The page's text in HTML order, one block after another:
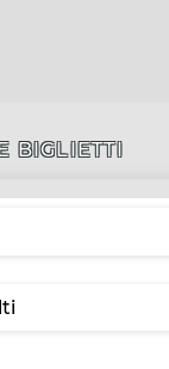
BIGLIETTI